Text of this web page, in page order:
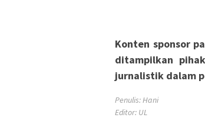
Konten sponsor
ditampilkan
jurnalistik dalam
Penulis: Hani
Editor: UL